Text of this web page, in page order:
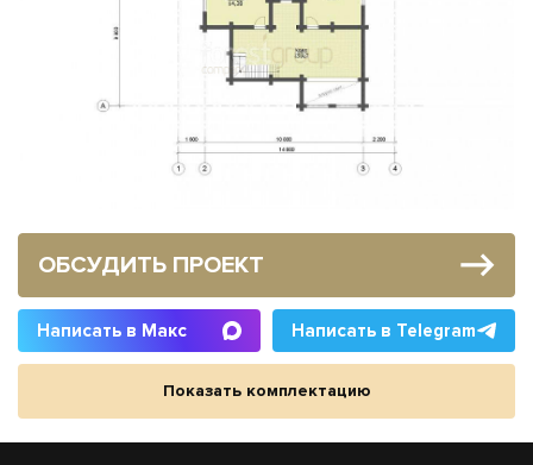
ОБСУДИТЬ ПРОЕКТ
Написать в Макс Написать в Telegram
Показать комплектацию